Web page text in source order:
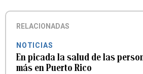
RELACIONADAS
NOTICIAS
En picada la salud de las
más en Puerto Rico